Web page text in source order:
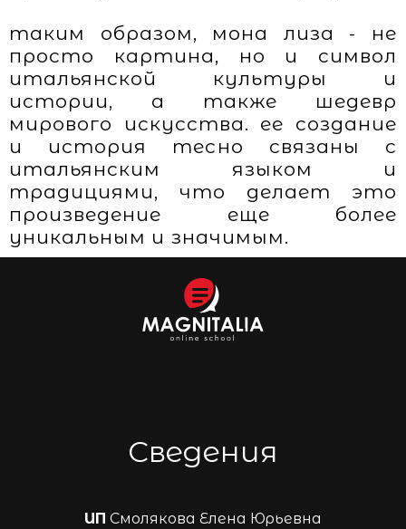
таким образом, мона лиза - не
просто картина, но и символ
итальянской культуры и
истории, а также шедевр
мирового искусства. ее создание
и история тесно связаны с
итальянским языком и
традициями, что делает это
произведение еще более
уникальным и значимым.
Сведения
ИП Смолякова Елена Юрьевна